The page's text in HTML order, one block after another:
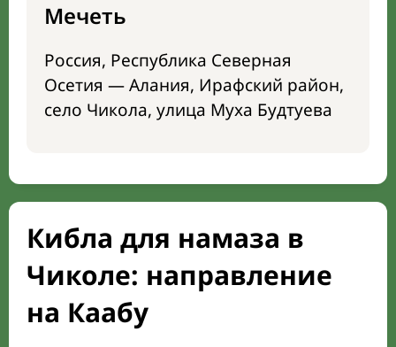
Мечеть
Россия, Республика Северная
Осетия — Алания, Ирафский район,
село Чикола, улица Муха Будтуева
Кибла для намаза в
Чиколе: направление
на Каабу